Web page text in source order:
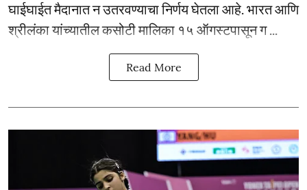
घाईघाईत मैदानात न उतरवण्याचा निर्णय घेतला आहे. भारत आणि
श्रीलंका यांच्यातील कसोटी मालिका १५ ऑगस्टपासून ग ...
Read More